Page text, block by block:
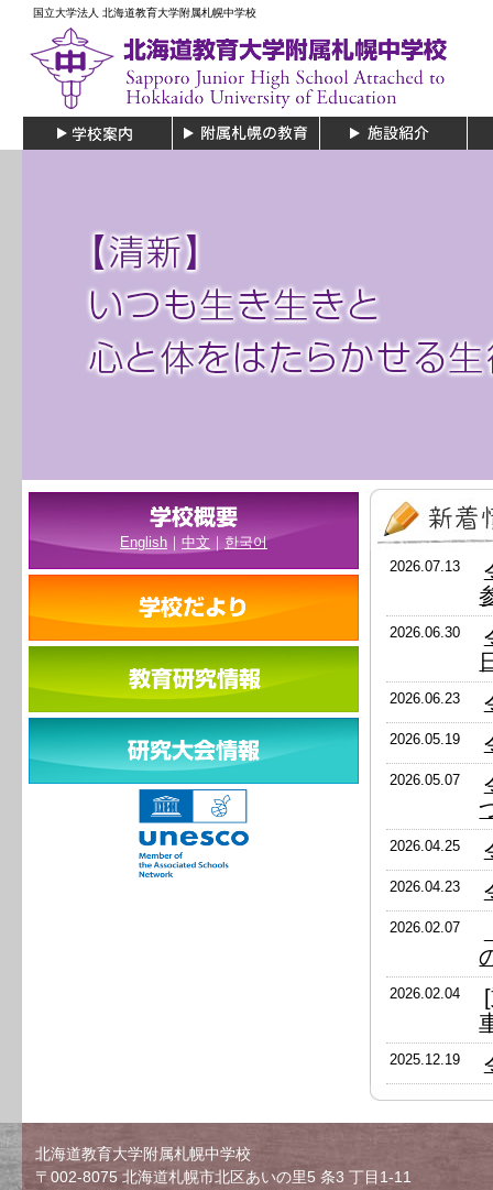
国立大学法人 北海道教育大学附属札幌中学校
2026.07.13
2026.06.30
2026.06.23
2026.05.19
2026.05.07
2026.04.25
2026.04.23
2026.02.07
2026.02.04
2025.12.19
English ｜ 中文 ｜ 한국어
北海道教育大学附属札幌中学校
〒002-8075 北海道札幌市北区あいの里5 条3 丁目1-11